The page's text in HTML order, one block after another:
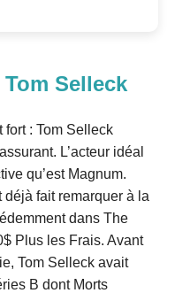
Selleck
fort : Tom Selleck
L’acteur idéal
qu’est Magnum.
déjà fait remarquer à la
dans The
Plus les Frais. Avant
Tom Selleck avait
B dont Morts